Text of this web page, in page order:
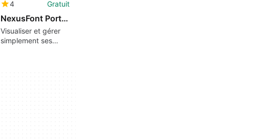
4 Gratuit
NexusFont Portable
Visualiser et gérer
simplement ses